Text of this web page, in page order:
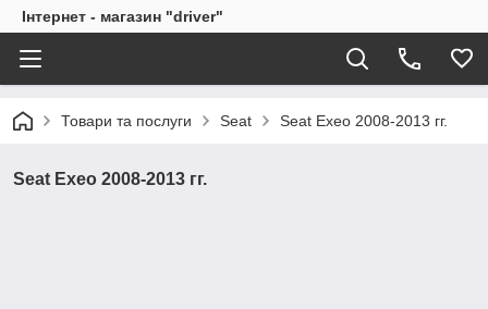
Інтернет - магазин "driver"
Товари та послуги Seat Seat Exeo 2008-2013 гг.
Seat Exeo 2008-2013 гг.